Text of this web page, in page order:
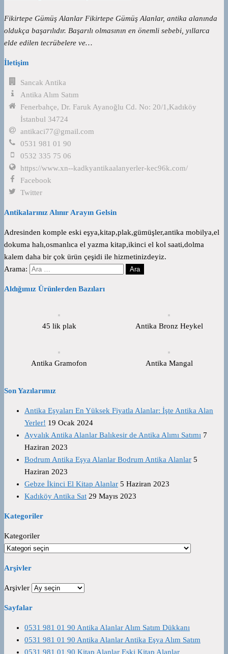
Fikirtepe Gümüş Alanlar Fikirtepe Gümüş Alanlar, antika alanında
oldukça başarılıdır. Başarılı olmasının en önemli sebebi, yıllarca
elde edilen tecrübelere ve…
İletişim
Sancak Antika
Antika Alım Satım
Fenerbahçe, Dr. Faruk Ayanoğlu Cd. No: 20/1,Kadıköy
İstanbul 34724
antikaci77@gmail.com
0531 981 01 90
0532 335 75 06
https://www.xn--kadkyantikaalanyerler-kec96k.com/
Facebook
Twitter
Antikalarınız Alınır Arayın Gelsin
Adresinden komple eski eşya,kitap,plak,gümüşler,antika mobilya,el
dokuma halı,osmanlıca el yazma kitap,ikinci el kol saati,dolma
kalem daha bir çok ürün çeşidi ile hizmetinizdeyiz.
Arama:
Aldığımız Ürünlerden Bazıları
45 lik plak Antika Bronz Heykel
Antika Gramofon Antika Mangal
Son Yazılarımız
Antika Eşyaları En Yüksek Fiyatla Alanlar: İşte Antika Alan
Yerler! 19 Ocak 2024
Ayvalık Antika Alanlar Balıkesir de Antika Alımı Satımı 7
Haziran 2023
Bodrum Antika Eşya Alanlar Bodrum Antika Alanlar 5
Haziran 2023
Gebze İkinci El Kitap Alanlar 5 Haziran 2023
Kadıköy Antika Sat 29 Mayıs 2023
Kategoriler
Kategoriler
Arşivler
Arşivler
Sayfalar
0531 981 01 90 Antika Alanlar Alım Satım Dükkanı
0531 981 01 90 Antika Alanlar Antika Eşya Alım Satım
0531 981 01 90 Kitap Alanlar Eski Kitap Alanlar